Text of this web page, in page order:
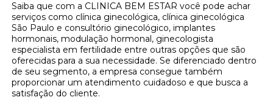
Saiba que com a CLINICA BEM ESTAR você pode achar
serviços como clínica ginecológica, clínica ginecológica
São Paulo e consultório ginecológico, implantes
hormonais, modulação hormonal, ginecologista
especialista em fertilidade entre outras opções que são
oferecidas para a sua necessidade. Se diferenciado dentro
de seu segmento, a empresa consegue também
proporcionar um atendimento cuidadoso e que busca a
satisfação do cliente.